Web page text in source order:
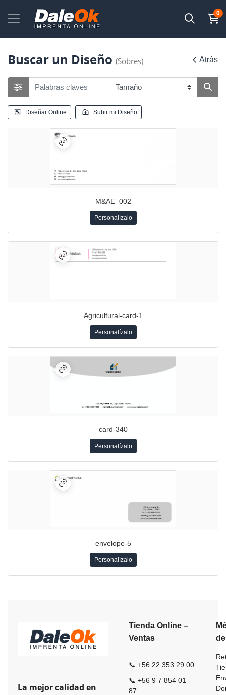
0
Buscar un Diseño (Sobres) Atrás
Diseñar Online Subir mi Diseño
M&AE_002
Personalízalo
Agricultural-card-1
Personalízalo
card-340
Personalízalo
envelope-5
Personalízalo
La mejor calidad en
Tienda Online –
Ventas
📞 +56 22 353 29 00
📞 +56 9 7 854 01
87